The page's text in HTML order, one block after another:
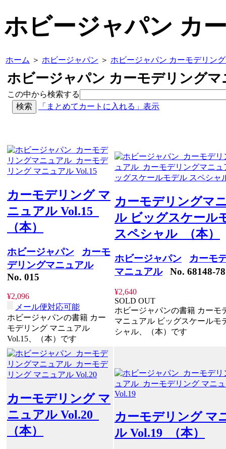
ホビージャパン カ
ホーム ＞ ホビージャパン ＞ ホビージャパン カーモデリン
ホビージャパン カーモデリングマ
この中から検索する
「まとめてカートに入れる」表示
カーモデリング マ
ニュアル Vol.15
（本）
ホビージャパン
カーモ
デリングマニュアル
No. 015
¥2,096
メール便対応可能
ホビージャパンの書籍 カー
モデリング マニュアル
Vol.15、（本）です
カーモデリングマ
ル ビッグスケール
スペシャル （本）
ホビージャパン
カーモ
マニュアルNo. 68148-78
¥2,640
SOLD OUT
ホビージャパンの書籍 カーモ
マニュアル ビッグスケールモ
シャル、（本）です
カーモデリング マ
ニュアル Vol.20
（本）
カーモデリング マ
ル Vol.19 （本）